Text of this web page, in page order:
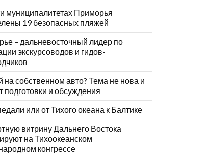
муниципалитетах Приморья
19 безопасных пляжей
– дальневосточный лидер по
экскурсоводов и гидов-
на собственном авто? Тема не нова и
подготовки и обсуждения
или от Тихого океана к Балтике
витрину Дальнего Востока
на Тихоокеанском
конгрессе